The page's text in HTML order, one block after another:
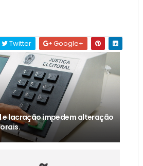
Twitter Google+
lacração impedem alteração